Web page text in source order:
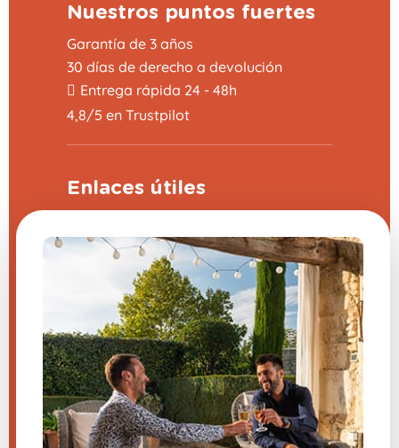
Nuestros puntos fuertes
Garantía de 3 años
30 días de derecho a devolución
Entrega rápida 24 - 48h
4,8/5 en Trustpilot
Enlaces útiles
Preguntas frecuentes (FAQ)
Aviso legal
Contáctanos
Configuración de cookies
¿Tienes una pregunta sobre
uno de nuestros productos?